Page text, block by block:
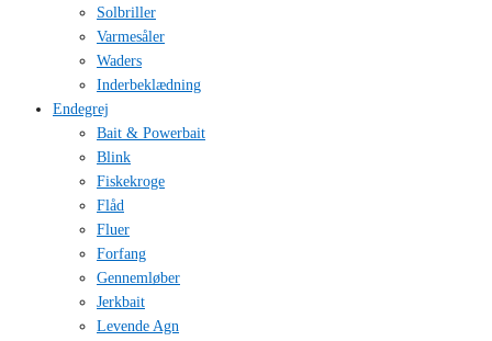
Solbriller
Varmesåler
Waders
Inderbeklædning
Endegrej
Bait & Powerbait
Blink
Fiskekroge
Flåd
Fluer
Forfang
Gennemløber
Jerkbait
Levende Agn